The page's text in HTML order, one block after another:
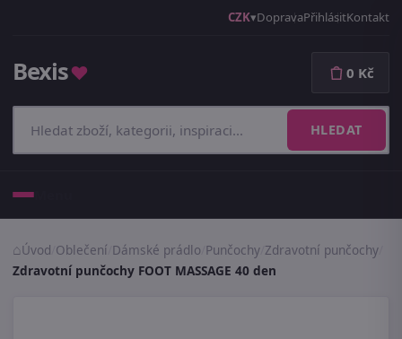
CZK DopravaPřihlásitKontakt
Bexis♥
HLEDAT
0 Kč
Úvod Oblečení Dámské prádlo Punčochy Zdravotní punčochy
Zdravotní punčochy FOOT MASSAGE 40 den